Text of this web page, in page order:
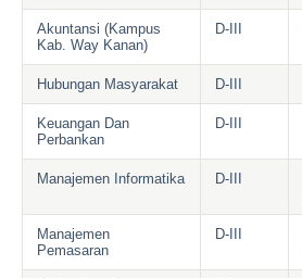
Akuntansi (Kampus
Kab. Way Kanan)
D-III
Hubungan Masyarakat D-III
Keuangan Dan
Perbankan
D-III
Manajemen Informatika D-III
Manajemen
Pemasaran
D-III